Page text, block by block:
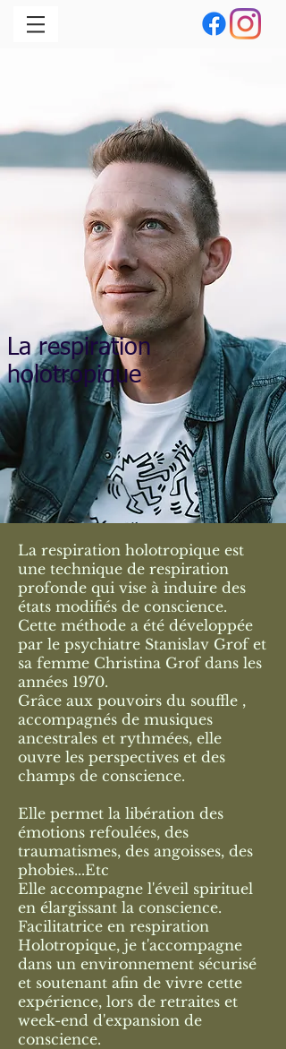
La respiration
holotropique
La respiration holotropique est
une technique de respiration
profonde qui vise à induire des
états modifiés de conscience.
Cette méthode a été développée
par le psychiatre Stanislav Grof et
sa femme Christina Grof dans les
années 1970.
Grâce aux pouvoirs du souffle ,
accompagnés de musiques
ancestrales et rythmées, elle
ouvre les perspectives et des
champs de conscience.
Elle permet la libération des
émotions refoulées, des
traumatismes, des angoisses, des
phobies...Etc
Elle accompagne l'éveil spirituel
en élargissant la conscience.
Facilitatrice en respiration
Holotropique, je t'accompagne
dans un environnement sécurisé
et soutenant afin de vivre cette
expérience, lors de retraites et
week-end d'expansion de
conscience.